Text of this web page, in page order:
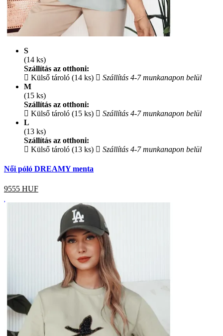
S
(14 ks)
Szállítás az otthoni:
Külső tároló (14 ks)
Szállítás 4-7 munkanapon belül
M
(15 ks)
Szállítás az otthoni:
Külső tároló (15 ks)
Szállítás 4-7 munkanapon belül
L
(13 ks)
Szállítás az otthoni:
Külső tároló (13 ks)
Szállítás 4-7 munkanapon belül
Női póló DREAMY menta
9555 HUF